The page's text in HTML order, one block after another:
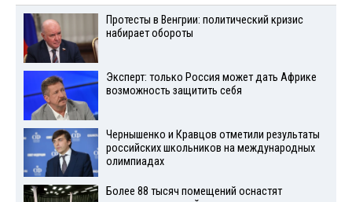
Протесты в Венгрии: политический кризис
набирает обороты
Эксперт: только Россия может дать Африке
возможность защитить себя
Чернышенко и Кравцов отметили результаты
российских школьников на международных
олимпиадах
Более 88 тысяч помещений оснастят